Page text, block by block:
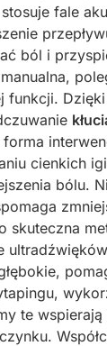
fale
ból i
funkcji.
cienkich
bólu.
skuteczna
te